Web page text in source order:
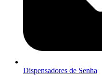
Dispensadores de Senha